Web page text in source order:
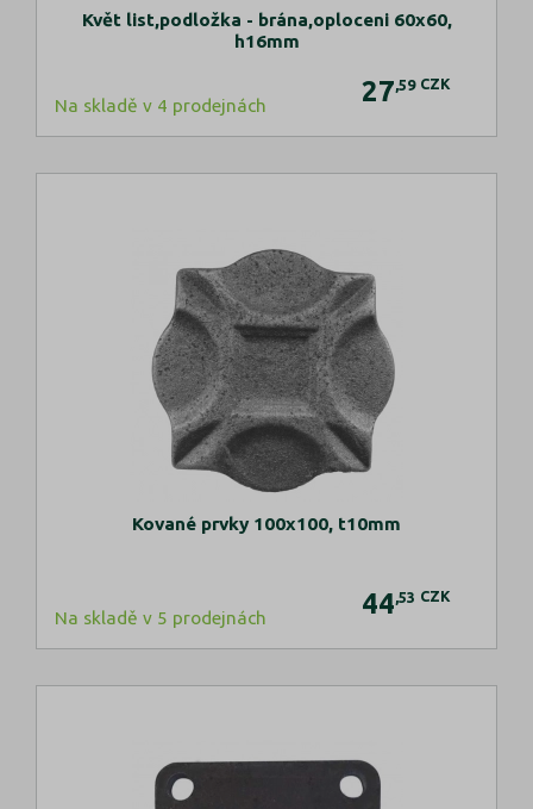
Květ list,podložka - brána,oploceni 60x60,
h16mm
Na skladě v 4 prodejnách 27 ,59 CZK
Kované prvky 100x100, t10mm
Na skladě v 5 prodejnách 44 ,53 CZK